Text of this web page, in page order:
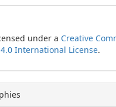
under a Creative
International License.